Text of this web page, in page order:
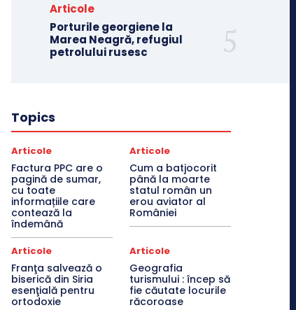
Articole
Porturile georgiene la
Marea Neagră, refugiul
petrolului rusesc
Topics
Articole
Factura PPC are o
pagină de sumar,
cu toate
informațiile care
contează la
îndemână
Articole
Cum a batjocorit
până la moarte
statul român un
erou aviator al
României
Articole
Franţa salvează o
biserică din Siria
esenţială pentru
ortodoxie
Articole
Geografia
turismului : încep să
fie căutate locurile
răcoroase